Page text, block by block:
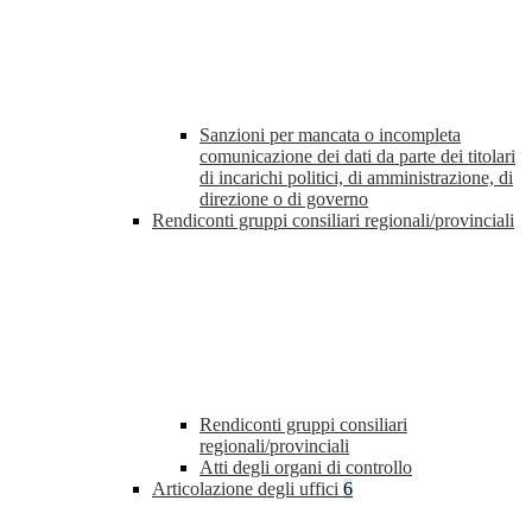
Sanzioni per mancata o incompleta
comunicazione dei dati da parte dei titolari
di incarichi politici, di amministrazione, di
direzione o di governo
Rendiconti gruppi consiliari regionali/provinciali
Rendiconti gruppi consiliari
regionali/provinciali
Atti degli organi di controllo
Articolazione degli uffici 6